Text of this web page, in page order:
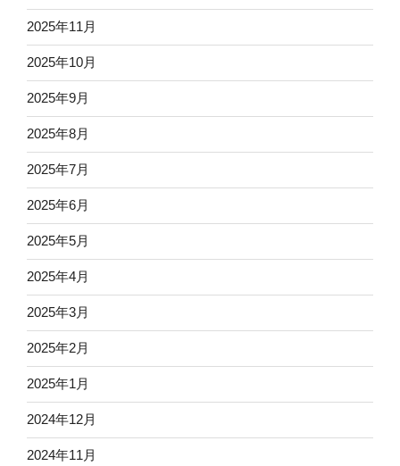
2025年11月
2025年10月
2025年9月
2025年8月
2025年7月
2025年6月
2025年5月
2025年4月
2025年3月
2025年2月
2025年1月
2024年12月
2024年11月